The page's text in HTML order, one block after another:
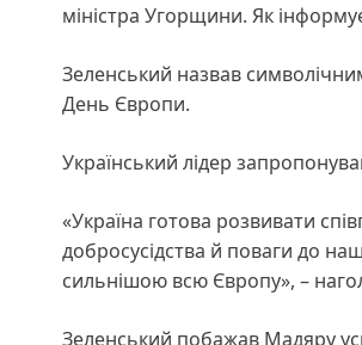
міністра Угорщини. Як
Зеленський назвав
День Європи.
Український лідер
«Україна готова розвивати
добросусідства й поваги до
сильнішою всю Європу», –
Зеленський побажав Мадяру